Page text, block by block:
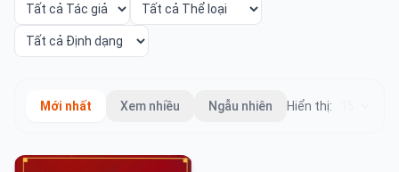
Mới nhất Xem nhiều Ngẫu nhiên Hiển thị: